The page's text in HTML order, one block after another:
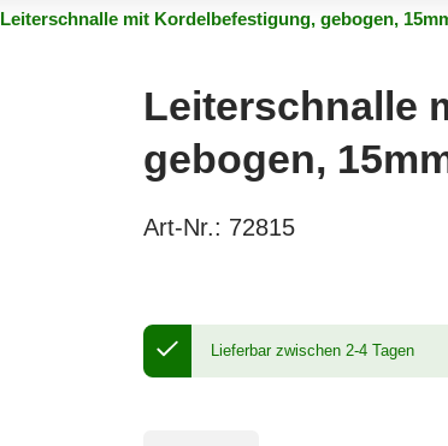
Leiterschnalle mit Kordelbefestigung, gebogen,
Leiterschnalle
gebogen,
Art-Nr.: 72815
Lieferbar zwischen 2-4 Tagen